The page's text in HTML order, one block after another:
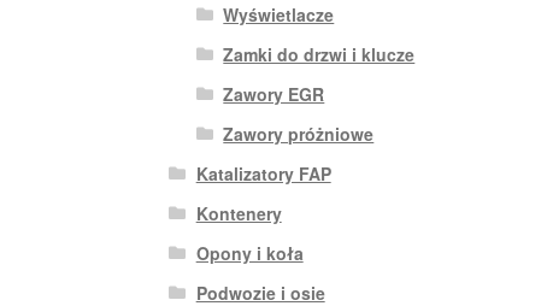
Wyświetlacze
Zamki do drzwi i klucze
Zawory EGR
Zawory próżniowe
Katalizatory FAP
Kontenery
Opony i koła
Podwozie i osie